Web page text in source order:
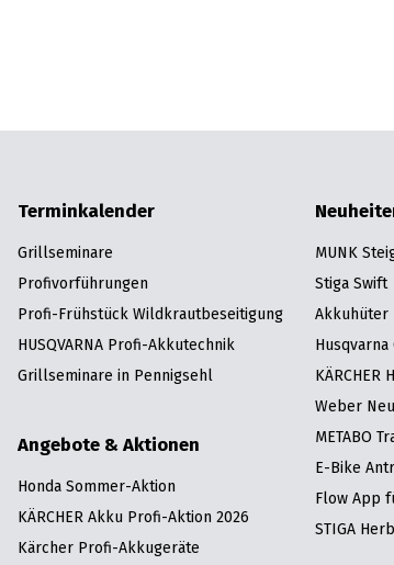
Terminkalender
Grillseminare
Profivorführungen
Profi-Frühstück Wildkrautbeseitigung
HUSQVARNA Profi-Akkutechnik
Grillseminare in Pennigsehl
Angebote & Aktionen
Honda Sommer-Aktion
KÄRCHER Akku Profi-Aktion 2026
Kärcher Profi-Akkugeräte
MUNK
Stiga Swift
Akkuhüter
Weber
METABO
E-Bike
Flow App
STIGA